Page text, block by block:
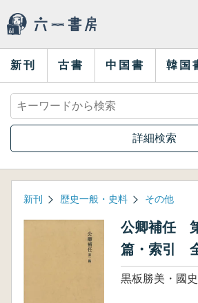
新刊 古書 中国書 韓国
詳細検索
新刊 歴史一般・史料 その他
公卿補任
篇・索引
黒板勝美・國